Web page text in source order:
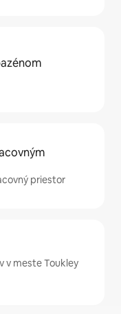
priestor
v meste Toukley